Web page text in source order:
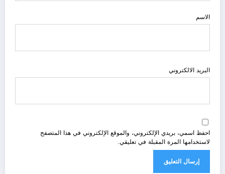
الاسم
البريد الالكتروني
احفظ اسمي، بريدي الإلكتروني، والموقع الإلكتروني في هذا المتصفح
لاستخدامها المرة المقبلة في تعليقي.